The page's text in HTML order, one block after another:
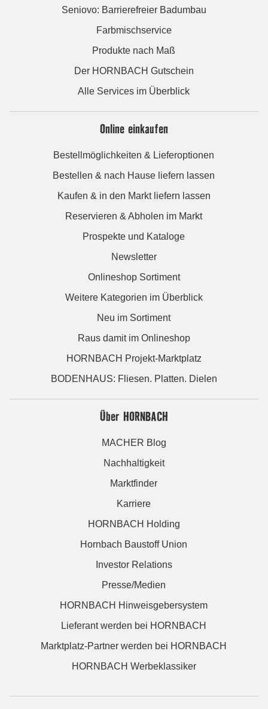
Seniovo: Barrierefreier Badumbau
Farbmischservice
Produkte nach Maß
Der HORNBACH Gutschein
Alle Services im Überblick
Online einkaufen
Bestellmöglichkeiten & Lieferoptionen
Bestellen & nach Hause liefern lassen
Kaufen & in den Markt liefern lassen
Reservieren & Abholen im Markt
Prospekte und Kataloge
Newsletter
Onlineshop Sortiment
Weitere Kategorien im Überblick
Neu im Sortiment
Raus damit im Onlineshop
HORNBACH Projekt-Marktplatz
BODENHAUS: Fliesen. Platten. Dielen
Über HORNBACH
MACHER Blog
Nachhaltigkeit
Marktfinder
Karriere
HORNBACH Holding
Hornbach Baustoff Union
Investor Relations
Presse/Medien
HORNBACH Hinweisgebersystem
Lieferant werden bei HORNBACH
Marktplatz-Partner werden bei HORNBACH
HORNBACH Werbeklassiker